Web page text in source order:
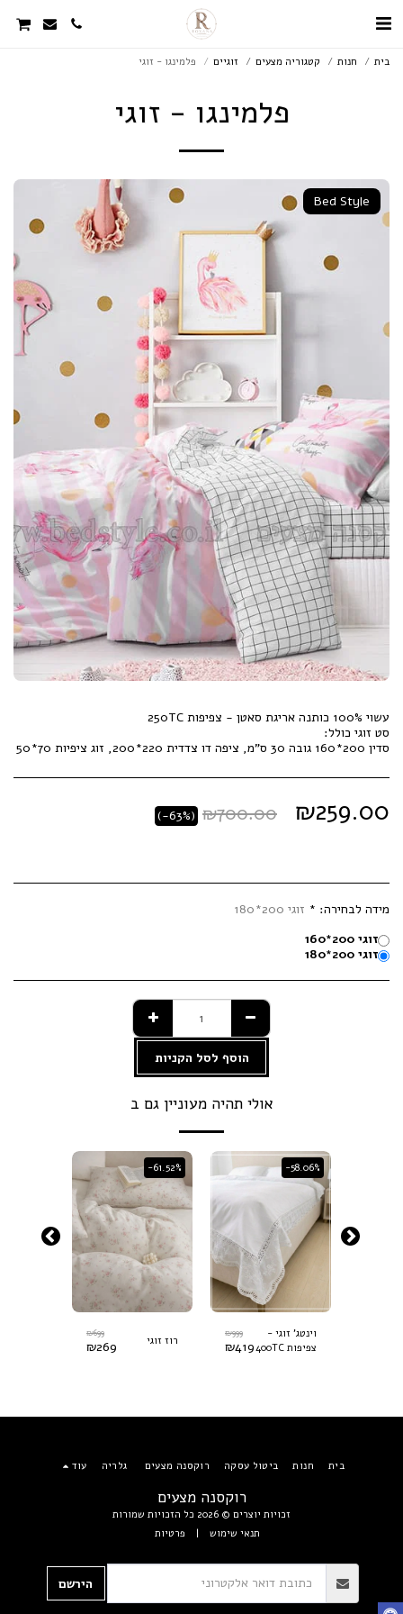
בית חנות קטגוריה מצעים זוגיים פלמינגו - זוגי
פלמינגו - זוגי
Bed Style
סדין 200*160 גובה 30 ס"מ, ציפה דו צדדית 220*200, זוג ציפיות 70*50
₪259.00
₪700.00
(-63%)
מידה לבחירה: * זוגי 200*180
זוגי 200*160
זוגי 200*180
הוסף לסל הקניות
אולי תהיה מעוניין גם ב
-58.06%
וינטג' זוגי -
צפיפות 400TC
₪999
₪419
-61.52%
רוז זוגי
₪699
₪269
רוקסנה מצעים
זכויות יוצרים © 2026 כל הזכויות שמורות
תנאי שימוש | פרטיות
בית חנות ביטול עסקה רוקסנה מצעים גלריה עוד
הירשם